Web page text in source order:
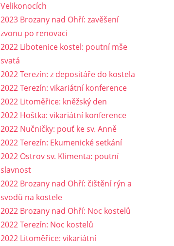
Velikonocích
2023 Brozany nad Ohří: zavěšení
zvonu po renovaci
2022 Libotenice kostel: poutní mše
svatá
2022 Terezín: z depositáře do kostela
2022 Terezín: vikariátní konference
2022 Litoměřice: kněžský den
2022 Hoštka: vikariátní konference
2022 Nučničky: pouť ke sv. Anně
2022 Terezín: Ekumenické setkání
2022 Ostrov sv. Klimenta: poutní
slavnost
2022 Brozany nad Ohří: čištění rýn a
svodů na kostele
2022 Brozany nad Ohří: Noc kostelů
2022 Terezín: Noc kostelů
2022 Litoměřice: vikariátní